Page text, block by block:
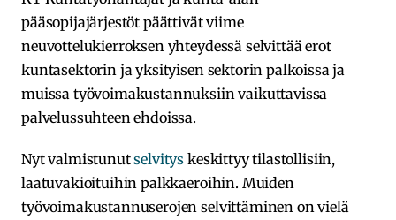
pääsopijajärjestöt päättivät viime
neuvottelukierroksen yhteydessä selvittää erot
kuntasektorin ja yksityisen sektorin palkoissa ja
muissa työvoimakustannuksiin vaikuttavissa
palvelussuhteen ehdoissa.
Nyt valmistunutselvitys keskittyy tilastollisiin,
laatuvakioituihin palkkaeroihin. Muiden
työvoimakustannuserojen selvittäminen on vielä